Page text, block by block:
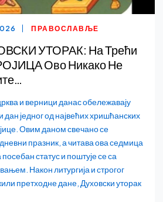
ПРАВОСЛАВЉЕ
УТОРАК: На Трећи
Ово Никако Не
и верници данас обележавају
дан једног од највећих хришћанских
Овим даном свечано се
празник, а читава ова седмица
статус и поштује се са
Након литургија и строгог
претходне дане, Духовски уторак